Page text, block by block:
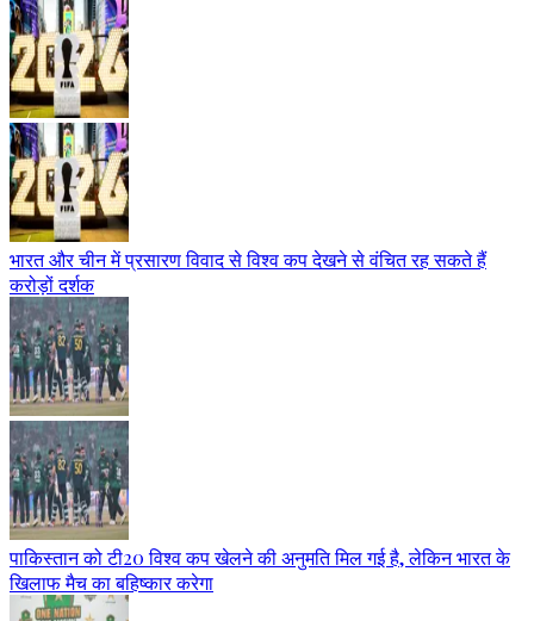
भारत और चीन में प्रसारण विवाद से विश्व कप देखने से वंचित रह सकते हैं
करोड़ों दर्शक
पाकिस्तान को टी20 विश्व कप खेलने की अनुमति मिल गई है, लेकिन भारत के
खिलाफ मैच का बहिष्कार करेगा